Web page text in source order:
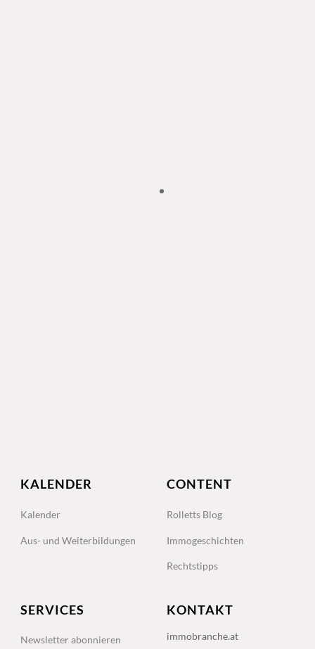
KALENDER
Kalender
Aus- und Weiterbildungen
CONTENT
Rolletts Blog
Immogeschichten
Rechtstipps
SERVICES
Newsletter abonnieren
KONTAKT
immobranche.at